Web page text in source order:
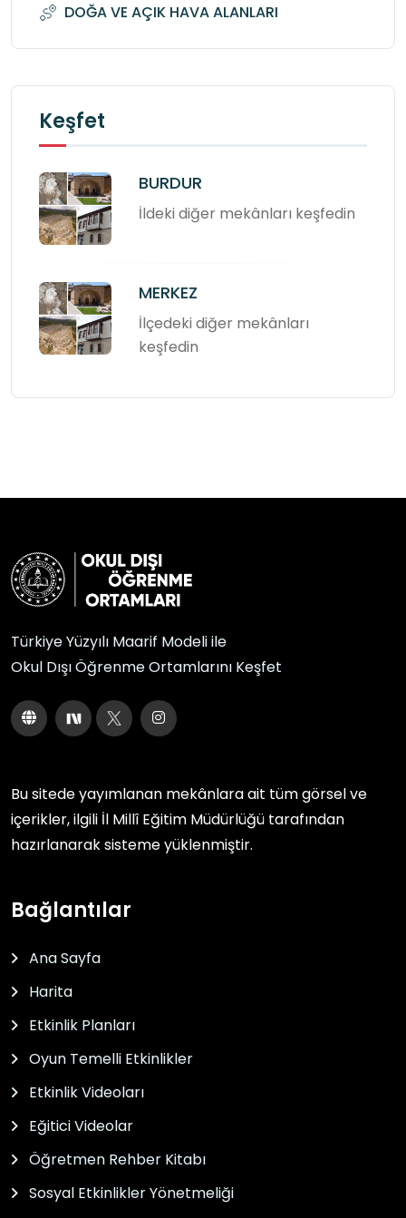
DOĞA VE AÇIK HAVA ALANLARI
Keşfet
BURDUR
İldeki diğer mekânları keşfedin
MERKEZ
İlçedeki diğer mekânları
keşfedin
Türkiye Yüzyılı Maarif Modeli ile
Okul Dışı Öğrenme Ortamlarını Keşfet
Bu sitede yayımlanan mekânlara ait tüm görsel ve
içerikler, ilgili İl Millî Eğitim Müdürlüğü tarafından
hazırlanarak sisteme yüklenmiştir.
Bağlantılar
Ana Sayfa
Harita
Etkinlik Planları
Oyun Temelli Etkinlikler
Etkinlik Videoları
Eğitici Videolar
Öğretmen Rehber Kitabı
Sosyal Etkinlikler Yönetmeliği